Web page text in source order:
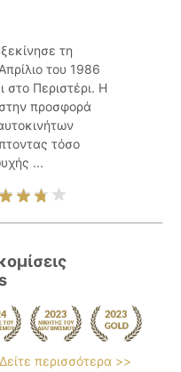
τη
του 1986
στο Περιστέρι. Η
στην προσφορά
τόσο
...
Δείτε περισσότερα >>